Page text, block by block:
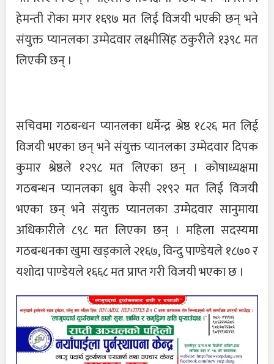
हेमन्ती रोका मगर १६९७ मत लिई विजयी भएकी छन् भने
संयुक्त प्यानलका उम्मेदवार लक्ष्मीसिंह ठकुरीले १३९८ मत
लिएकी छन् ।
सचिवमा गठबन्धन प्यानलका धर्मेन्द्र श्रेष्ठ १८२६ मत लिई
विजयी भएका छन् भने संयुक्त प्यानलका उम्मेदवार दिपक
कुमार श्रेष्ठले १२९८ मत लिएका छन् । कोषाध्यक्षमा
गठबन्धन प्यानलका ध्रुव केसी २१९२ मत लिई विजयी
भएका छन् भने संयुक्त प्यानलका उम्मेदवार सानुमाया
अधिकारीले ८९८ मत लिएका छन् । महिला सदस्यमा
गठबन्धनका खुमा खड्काले २१६७, विन्दु पाण्डेयले १८७० र
यशोदा पाण्डेयले १६६८ मत प्राप्त गरी विजयी भएका छ ।